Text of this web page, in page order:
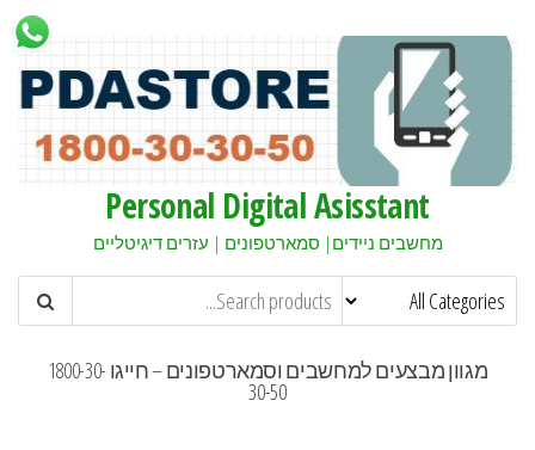
Personal Digital Asisstant
מחשבים ניידים| סמארטפונים | עזרים דיגיטליים
מגוון מבצעים למחשבים וסמארטפונים – חייגו 1800-30-
30-50